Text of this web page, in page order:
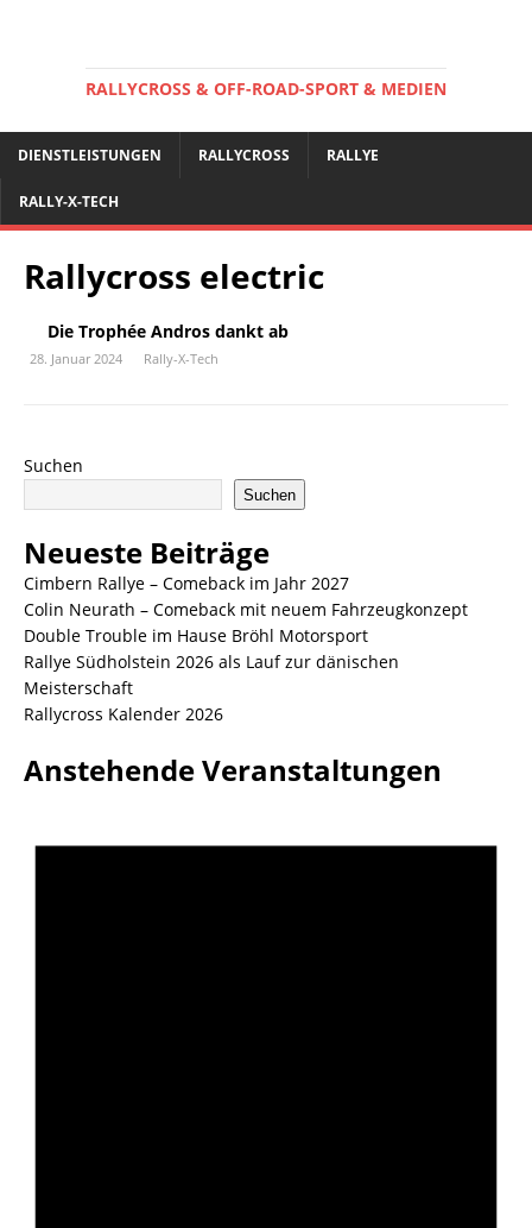
RALLYCROSS & OFF-ROAD-SPORT & MEDIEN
DIENSTLEISTUNGEN RALLYCROSS RALLYE
RALLY-X-TECH
Rallycross electric
Die Trophée Andros dankt ab
28. Januar 2024 Rally-X-Tech
Suchen
Suchen
Neueste Beiträge
Cimbern Rallye – Comeback im Jahr 2027
Colin Neurath – Comeback mit neuem Fahrzeugkonzept
Double Trouble im Hause Bröhl Motorsport
Rallye Südholstein 2026 als Lauf zur dänischen
Meisterschaft
Rallycross Kalender 2026
Anstehende Veranstaltungen